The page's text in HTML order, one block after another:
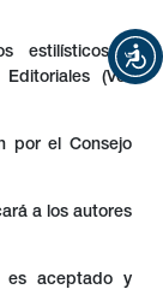
estilísticos y
(Ver
por el Consejo
a los autores
es aceptado y